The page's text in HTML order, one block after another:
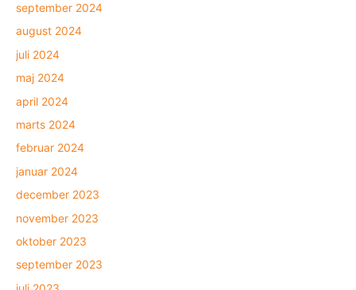
september 2024
august 2024
juli 2024
maj 2024
april 2024
marts 2024
februar 2024
januar 2024
december 2023
november 2023
oktober 2023
september 2023